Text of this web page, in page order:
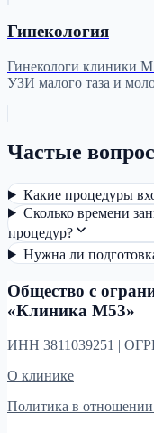
Гинекология
Гинекологи клиники
УЗИ малого таза и
Частые
Какие процедуры
Сколько времени
процедур?
Нужна ли
Общество с
«Клиника М53»
ИНН 3811039251 |
О клинике
Политика в